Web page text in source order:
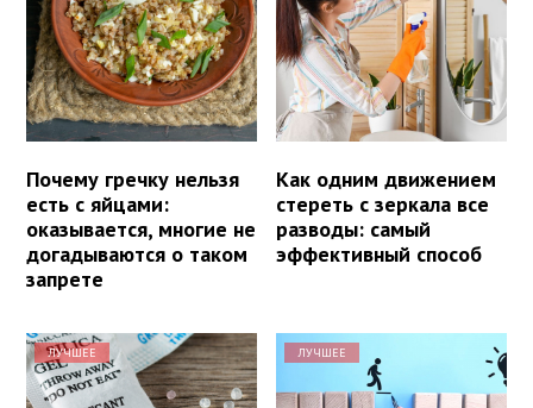
Почему гречку нельзя
есть с яйцами:
оказывается, многие не
догадываются о таком
запрете
Как одним движением
стереть с зеркала все
разводы: самый
эффективный способ
ЛУЧШЕЕ ЛУЧШЕЕ